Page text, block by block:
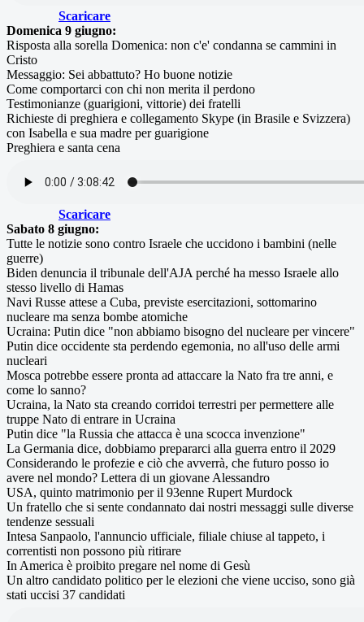
Scaricare
Domenica 9 giugno:
Risposta alla sorella Domenica: non c'e' condanna se cammini in
Cristo
Messaggio: Sei abbattuto? Ho buone notizie
Come comportarci con chi non merita il perdono
Testimonianze (guarigioni, vittorie) dei fratelli
Richieste di preghiera e collegamento Skype (in Brasile e Svizzera)
con Isabella e sua madre per guarigione
Preghiera e santa cena
Scaricare
Sabato 8 giugno:
Tutte le notizie sono contro Israele che uccidono i bambini (nelle
guerre)
Biden denuncia il tribunale dell'AJA perché ha messo Israele allo
stesso livello di Hamas
Navi Russe attese a Cuba, previste esercitazioni, sottomarino
nucleare ma senza bombe atomiche
Ucraina: Putin dice "non abbiamo bisogno del nucleare per vincere"
Putin dice occidente sta perdendo egemonia, no all'uso delle armi
nucleari
Mosca potrebbe essere pronta ad attaccare la Nato fra tre anni, e
come lo sanno?
Ucraina, la Nato sta creando corridoi terrestri per permettere alle
truppe Nato di entrare in Ucraina
Putin dice "la Russia che attacca è una scocca invenzione"
La Germania dice, dobbiamo prepararci alla guerra entro il 2029
Considerando le profezie e ciò che avverrà, che futuro posso io
avere nel mondo? Lettera di un giovane Alessandro
USA, quinto matrimonio per il 93enne Rupert Murdock
Un fratello che si sente condannato dai nostri messaggi sulle diverse
tendenze sessuali
Intesa Sanpaolo, l'annuncio ufficiale, filiale chiuse al tappeto, i
correntisti non possono più ritirare
In America è proibito pregare nel nome di Gesù
Un altro candidato politico per le elezioni che viene ucciso, sono già
stati uccisi 37 candidati